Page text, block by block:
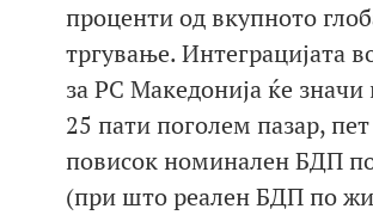
проценти од вкупното
тргување. Интеграцијата
за РС Македонија ќе значи
25 пати поголем пазар,
повисок номинален БДП
(при што реален БДП по